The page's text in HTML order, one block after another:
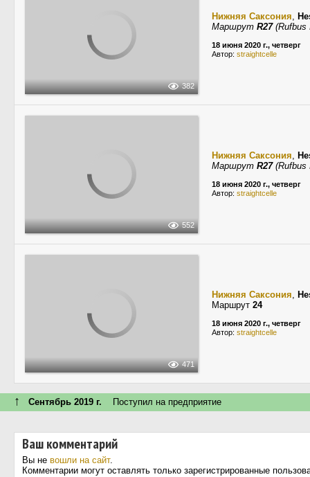
382
Нижняя Саксония,
Маршрут R27(Rufbus
18 июня 2020 г., четверг
Автор: straightcelle
552
Нижняя Саксония,
Маршрут R27(Rufbus
18 июня 2020 г., четверг
Автор: straightcelle
471
Нижняя Саксония,
Маршрут 24
18 июня 2020 г., четверг
Автор: straightcelle
↑ Сентябрь 2019 г. Поступил на предприятие
Ваш комментарий
Вы не вошли на сайт.
Комментарии могут оставлять только зарегистрированные